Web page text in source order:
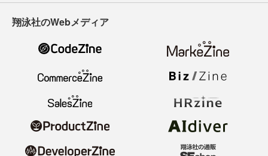
翔泳社のWebメディア